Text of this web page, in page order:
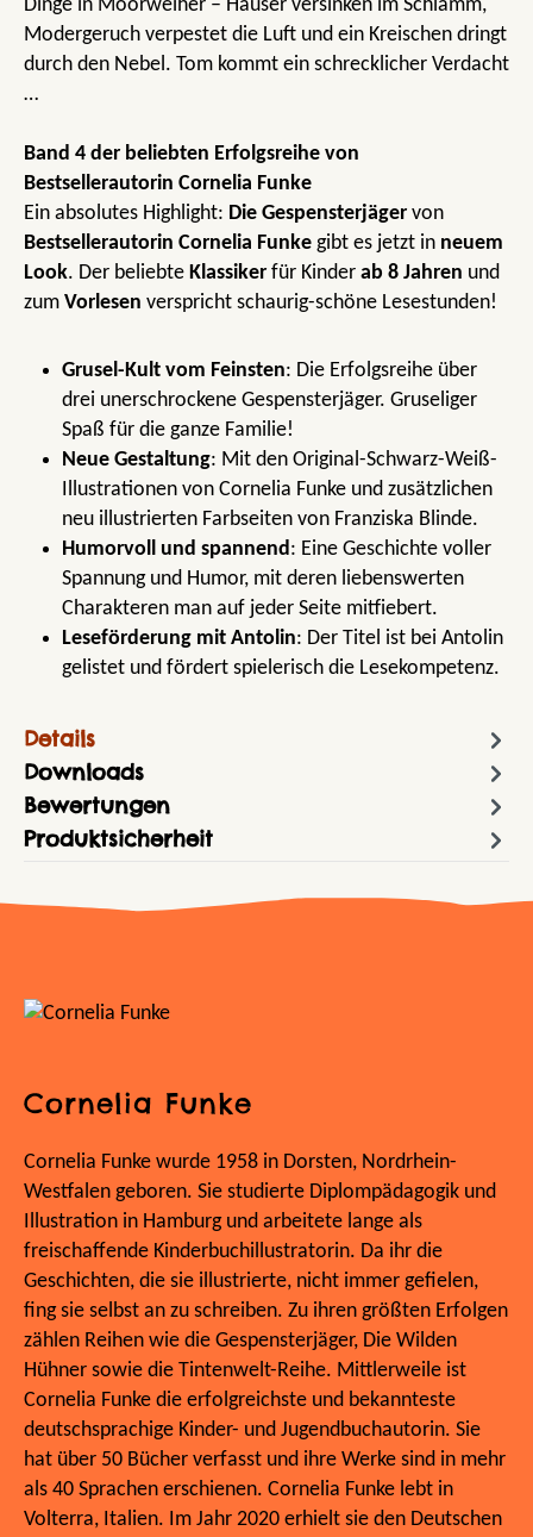
Dinge in Moorweiher – Häuser versinken im Schlamm,
Modergeruch verpestet die Luft und ein Kreischen dringt
durch den Nebel. Tom kommt ein schrecklicher Verdacht
…
Band 4 der beliebten Erfolgsreihe von
Bestsellerautorin Cornelia Funke
Ein absolutes Highlight: Die Gespensterjäger von
Bestsellerautorin Cornelia Funke gibt es jetzt in neuem
Look. Der beliebte Klassiker für Kinder ab 8 Jahren und
zum Vorlesen verspricht schaurig-schöne Lesestunden!
Grusel-Kult vom Feinsten: Die Erfolgsreihe über
drei unerschrockene Gespensterjäger. Gruseliger
Spaß für die ganze Familie!
Neue Gestaltung: Mit den Original-Schwarz-Weiß-
Illustrationen von Cornelia Funke und zusätzlichen
neu illustrierten Farbseiten von Franziska Blinde.
Humorvoll und spannend: Eine Geschichte voller
Spannung und Humor, mit deren liebenswerten
Charakteren man auf jeder Seite mitfiebert.
Leseförderung mit Antolin: Der Titel ist bei Antolin
gelistet und fördert spielerisch die Lesekompetenz.
Details
Downloads
Bewertungen
Produktsicherheit
Cornelia Funke
Cornelia Funke wurde 1958 in Dorsten, Nordrhein-
Westfalen geboren. Sie studierte Diplompädagogik und
Illustration in Hamburg und arbeitete lange als
freischaffende Kinderbuchillustratorin. Da ihr die
Geschichten, die sie illustrierte, nicht immer gefielen,
fing sie selbst an zu schreiben. Zu ihren größten Erfolgen
zählen Reihen wie die Gespensterjäger, Die Wilden
Hühner sowie die Tintenwelt-Reihe. Mittlerweile ist
Cornelia Funke die erfolgreichste und bekannteste
deutschsprachige Kinder- und Jugendbuchautorin. Sie
hat über 50 Bücher verfasst und ihre Werke sind in mehr
als 40 Sprachen erschienen. Cornelia Funke lebt in
Volterra, Italien. Im Jahr 2020 erhielt sie den Deutschen